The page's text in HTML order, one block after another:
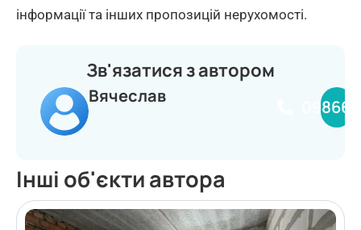
інформації та інших пропозицій нерухомості.
Зв'язатися з автором
Вячеслав
Інші об'єкти автора